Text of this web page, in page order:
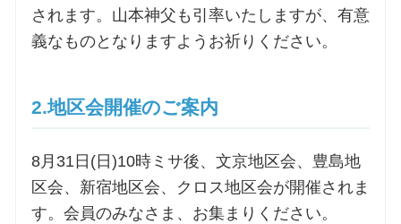
教区カテキスタの講座
お問合せ
されます。山本神父も引率いたしますが、有意
義なものとなりますようお祈りください。
2.地区会開催のご案内
8月31日(日)10時ミサ後、文京地区会、豊島地
区会、新宿地区会、クロス地区会が開催されま
す。会員のみなさま、お集まりください。